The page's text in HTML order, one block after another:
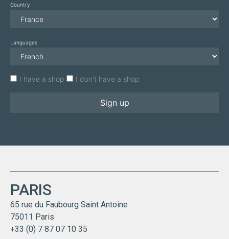
Country
Languages
I have a shop I don't have a shop
PARIS
65 rue du Faubourg Saint Antoine
75011 Paris
+33 (0) 7 87 07 10 35